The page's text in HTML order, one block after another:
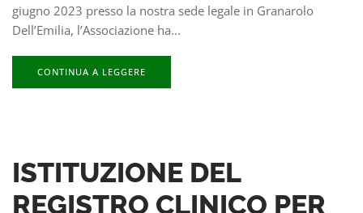
giugno 2023 presso la nostra sede legale in Granarolo
Dell’Emilia, l’Associazione ha...
CONTINUA A LEGGERE
ISTITUZIONE DEL
REGISTRO CLINICO PER